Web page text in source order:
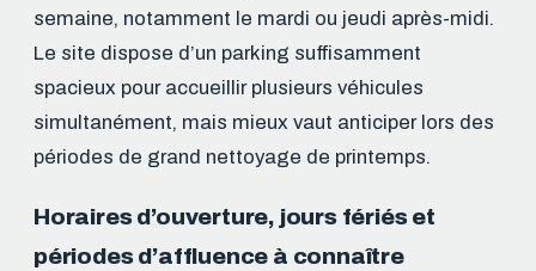
semaine, notamment le mardi ou jeudi après-midi.
Le site dispose d’un parking suffisamment
spacieux pour accueillir plusieurs véhicules
simultanément, mais mieux vaut anticiper lors des
périodes de grand nettoyage de printemps.
Horaires d’ouverture, jours fériés et
périodes d’affluence à connaître